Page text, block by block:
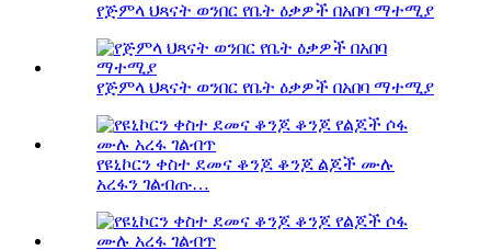
የጅምላ ህጻናት ወንበር የቤት ዕቃዎች በአበባ ማተሚያ
የጅምላ ህጻናት ወንበር የቤት ዕቃዎች በአበባ ማተሚያ
የዩኒኮርን ቀስተ ደመና ቆንጆ ቆንጆ ልጆች ሙሉ
አረፋን ገልብጡ…